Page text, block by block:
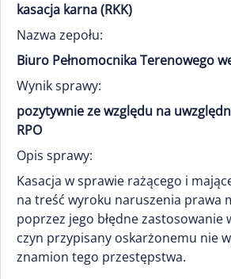
kasacja karna (RKK)
Nazwa zepołu:
Biuro Pełnomocnika Terenowego
Wynik sprawy:
pozytywnie ze względu na
RPO
Opis sprawy:
Kasacja w sprawie rażącego i
na treść wyroku naruszenia prawa
poprzez jego błędne zastosowanie
czyn przypisany oskarżonemu nie
znamion tego przestępstwa.